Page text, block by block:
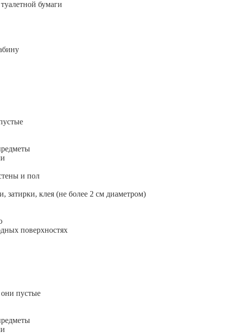
бумаги
и пол
затирки, клея (не более 2 см диаметром)
поверхностях
пустые